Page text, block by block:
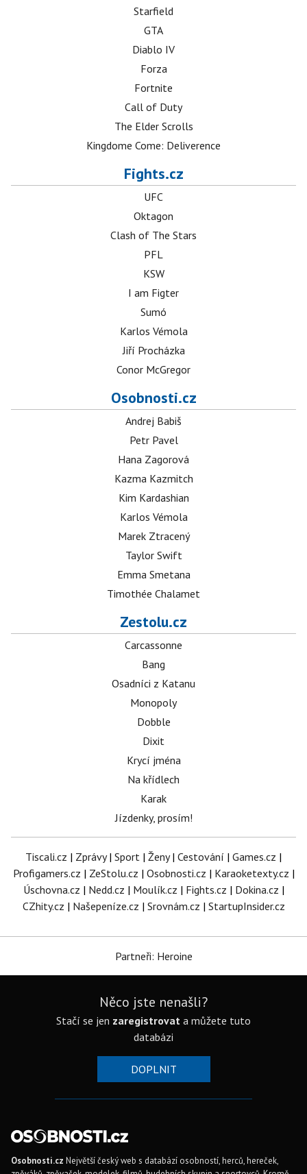
Starfield
GTA
Diablo IV
Forza
Fortnite
Call of Duty
The Elder Scrolls
Kingdome Come: Deliverence
Fights.cz
UFC
Oktagon
Clash of The Stars
PFL
KSW
I am Figter
Sumó
Karlos Vémola
Jiří Procházka
Conor McGregor
Osobnosti.cz
Andrej Babiš
Petr Pavel
Hana Zagorová
Kazma Kazmitch
Kim Kardashian
Karlos Vémola
Marek Ztracený
Taylor Swift
Emma Smetana
Timothée Chalamet
Zestolu.cz
Carcassonne
Bang
Osadníci z Katanu
Monopoly
Dobble
Dixit
Krycí jména
Na křídlech
Karak
Jízdenky, prosím!
Tiscali.cz | Zprávy| Sport | Ženy| Cestování | Games.cz |
Profigamers.cz | ZeStolu.cz | Osobnosti.cz | Karaoketexty.cz |
Úschovna.cz | Nedd.cz | Moulík.cz | Fights.cz | Dokina.cz |
CZhity.cz | Našepeníze.cz | Srovnám.cz | StartupInsider.cz
Partneři: Heroine
Něco jste nenašli?
Stačí se jen zaregistrovat a můžete tuto
databázi
DOPLNIT
Osobnosti.cz Největší český web s databází osobností, herců, hereček,